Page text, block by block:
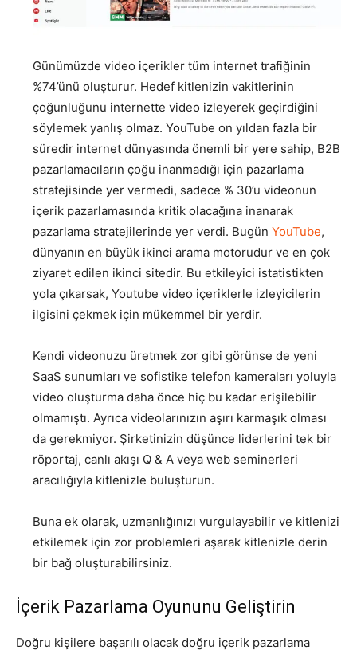
Günümüzde video içerikler tüm internet trafiğinin
%74’ünü oluşturur. Hedef kitlenizin vakitlerinin
çoğunluğunu internette video izleyerek geçirdiğini
söylemek yanlış olmaz. YouTube on yıldan fazla bir
süredir internet dünyasında önemli bir yere sahip, B2B
pazarlamacıların çoğu inanmadığı için pazarlama
stratejisinde yer vermedi, sadece % 30’u videonun
içerik pazarlamasında kritik olacağına inanarak
pazarlama stratejilerinde yer verdi. Bugün YouTube,
dünyanın en büyük ikinci arama motorudur ve en çok
ziyaret edilen ikinci sitedir. Bu etkileyici istatistikten
yola çıkarsak, Youtube video içeriklerle izleyicilerin
ilgisini çekmek için mükemmel bir yerdir.
Kendi videonuzu üretmek zor gibi görünse de yeni
SaaS sunumları ve sofistike telefon kameraları yoluyla
video oluşturma daha önce hiç bu kadar erişilebilir
olmamıştı. Ayrıca videolarınızın aşırı karmaşık olması
da gerekmiyor. Şirketinizin düşünce liderlerini tek bir
röportaj, canlı akışı Q & A veya web seminerleri
aracılığıyla kitlenizle buluşturun.
Buna ek olarak, uzmanlığınızı vurgulayabilir ve kitlenizi
etkilemek için zor problemleri aşarak kitlenizle derin
bir bağ oluşturabilirsiniz.
İçerik Pazarlama Oyununu Geliştirin
Doğru kişilere başarılı olacak doğru içerik pazarlama